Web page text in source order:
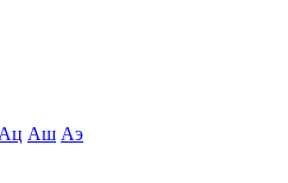
Ац Аш Аэ